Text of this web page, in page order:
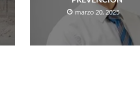
marzo 20, 2025